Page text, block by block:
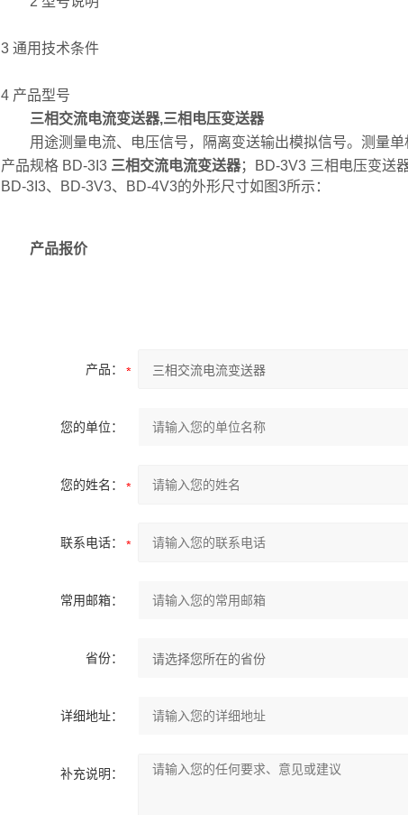
3 通用技术条件
4 产品型号
三相交流电流变送器,三相电压变送器
用途测量电流、电压信号，隔离变送输出模拟信号。测量单
产品规格 BD-3I3 三相交流电流变送器；BD-3V3 三相电压变送
BD-3I3、BD-3V3、BD-4V3的外形尺寸如图3所示：
产品报价
产品：
您的单位：
您的姓名：
联系电话：
常用邮箱：
省份：
详细地址：
补充说明：